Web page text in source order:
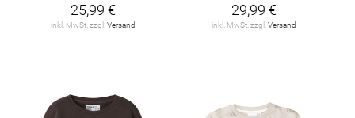
25,99 €
inkl. MwSt. zzgl. Versand
29,99 €
inkl. MwSt. zzgl. Versand